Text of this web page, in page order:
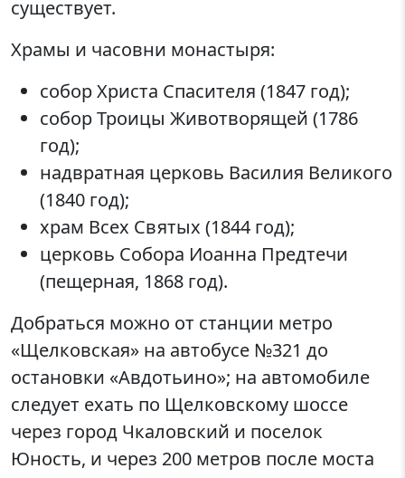
существует.
Храмы и часовни монастыря:
собор Христа Спасителя (1847 год);
собор Троицы Животворящей (1786
год);
надвратная церковь Василия Великого
(1840 год);
храм Всех Святых (1844 год);
церковь Собора Иоанна Предтечи
(пещерная, 1868 год).
Добраться можно от станции метро
«Щелковская» на автобусе №321 до
остановки «Авдотьино»; на автомобиле
следует ехать по Щелковскому шоссе
через город Чкаловский и поселок
Юность, и через 200 метров после моста